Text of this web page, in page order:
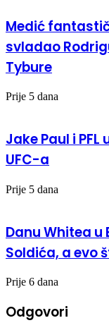
Medić
svladao
Tybure
Prije 5 dana
Jake Paul i
UFC-a
Prije 5 dana
Danu Whitea
Soldića, a evo
Prije 6 dana
Odgovori